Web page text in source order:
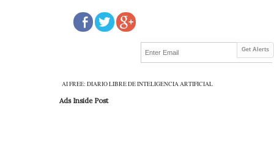
Get Alerts
AI FREE: DIARIO LIBRE DE INTELIGENCIA ARTIFICIAL
Ads Inside Post